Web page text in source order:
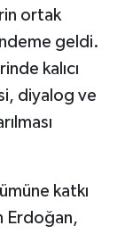
ortak
geldi.
kalıcı
diyalog ve
katkı
Erdoğan,